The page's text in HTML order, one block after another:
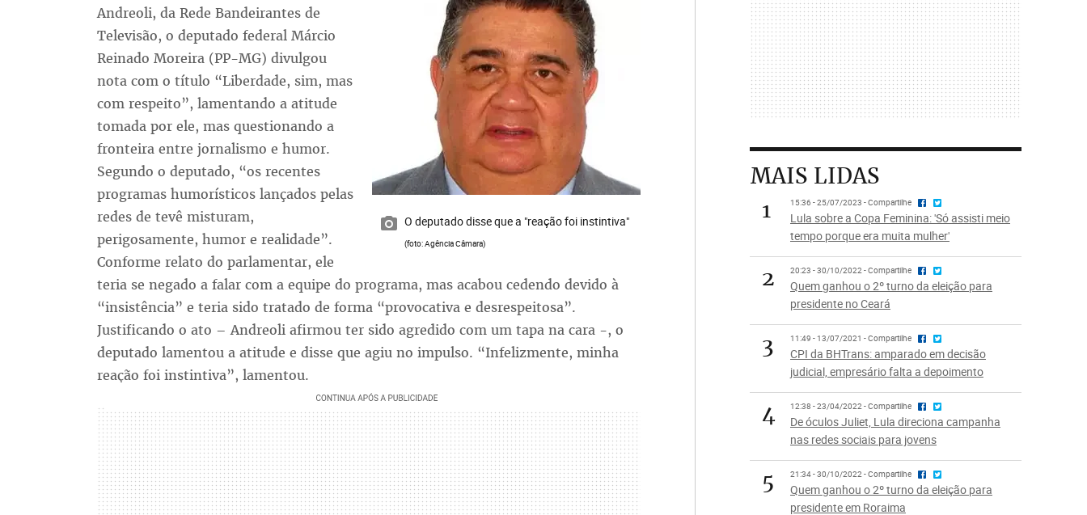
O deputado disse que a "reação foi instintiva"
(foto: Agência Câmara)
Andreoli, da Rede Bandeirantes de
Televisão, o deputado federal Márcio
Reinado Moreira (PP-MG) divulgou
nota com o título “Liberdade, sim, mas
com respeito”, lamentando a atitude
tomada por ele, mas questionando a
fronteira entre jornalismo e humor.
Segundo o deputado, “os recentes
programas humorísticos lançados pelas
redes de tevê misturam,
perigosamente, humor e realidade”.
Conforme relato do parlamentar, ele
teria se negado a falar com a equipe do programa, mas acabou cedendo devido à
“insistência” e teria sido tratado de forma “provocativa e desrespeitosa”.
Justificando o ato – Andreoli afirmou ter sido agredido com um tapa na cara -, o
deputado lamentou a atitude e disse que agiu no impulso. “Infelizmente, minha
reação foi instintiva”, lamentou.
MAIS LIDAS
1
15:36 - 25/07/2023 - Compartilhe
Lula sobre a Copa Feminina: 'Só assisti meio
tempo porque era muita mulher'
2 20:23 - 30/10/2022 - Compartilhe
Quem ganhou o 2º turno da eleição para
presidente no Ceará
3 11:49 - 13/07/2021 - Compartilhe
CPI da BHTrans: amparado em decisão
judicial, empresário falta a depoimento
4 12:38 - 23/04/2022 - Compartilhe
De óculos Juliet, Lula direciona campanha
nas redes sociais para jovens
5 21:34 - 30/10/2022 - Compartilhe
Quem ganhou o 2º turno da eleição para
presidente em Roraima